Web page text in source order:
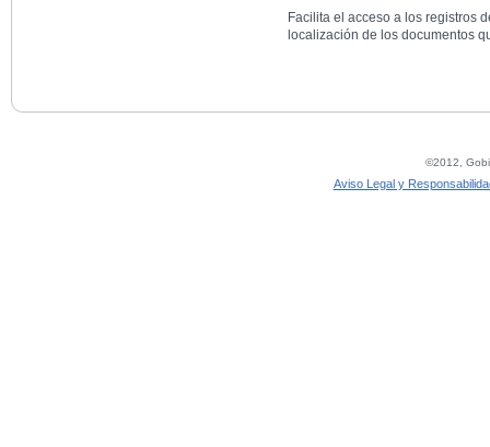
Facilita el acceso a los registros
localización de los documentos
©2012,
Aviso Legal y